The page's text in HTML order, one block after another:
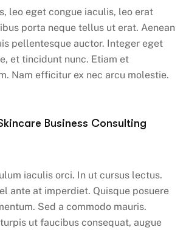
leo eget congue iaculis, leo erat
porta neque tellus ut erat. Aenean
pellentesque auctor. Integer eget
et tincidunt nunc. Etiam et
Nam efficitur ex nec arcu molestie.
Business Consulting
iaculis orci. In ut cursus lectus.
ante at imperdiet. Quisque posuere
Sed a commodo mauris.
ut faucibus consequat, augue